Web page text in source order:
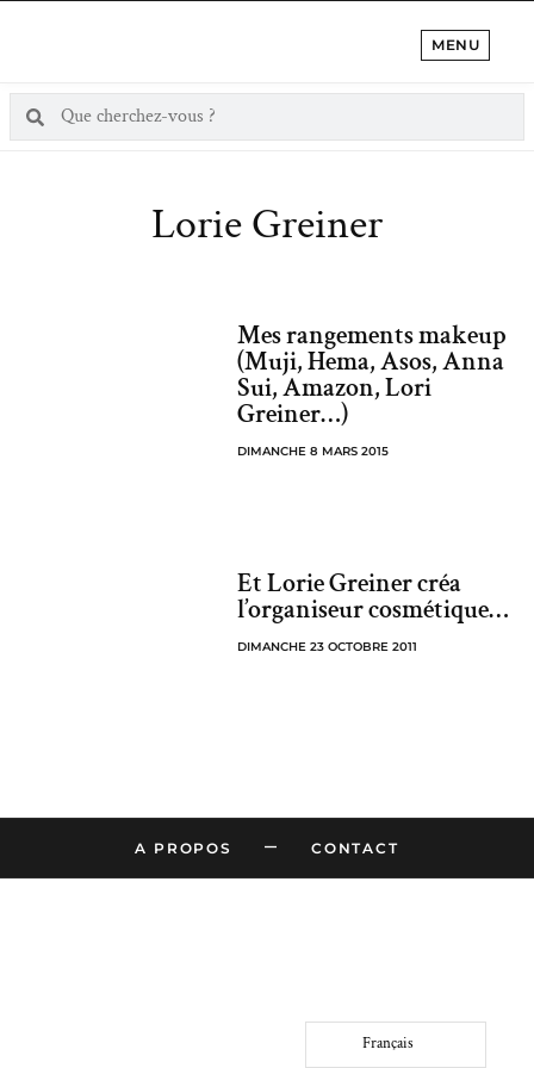
MENU
Lorie Greiner
Mes rangements makeup
(Muji, Hema, Asos, Anna
Sui, Amazon, Lori
Greiner…)
DIMANCHE 8 MARS 2015
Et Lorie Greiner créa
l’organiseur cosmétique…
DIMANCHE 23 OCTOBRE 2011
A PROPOS – CONTACT
Français